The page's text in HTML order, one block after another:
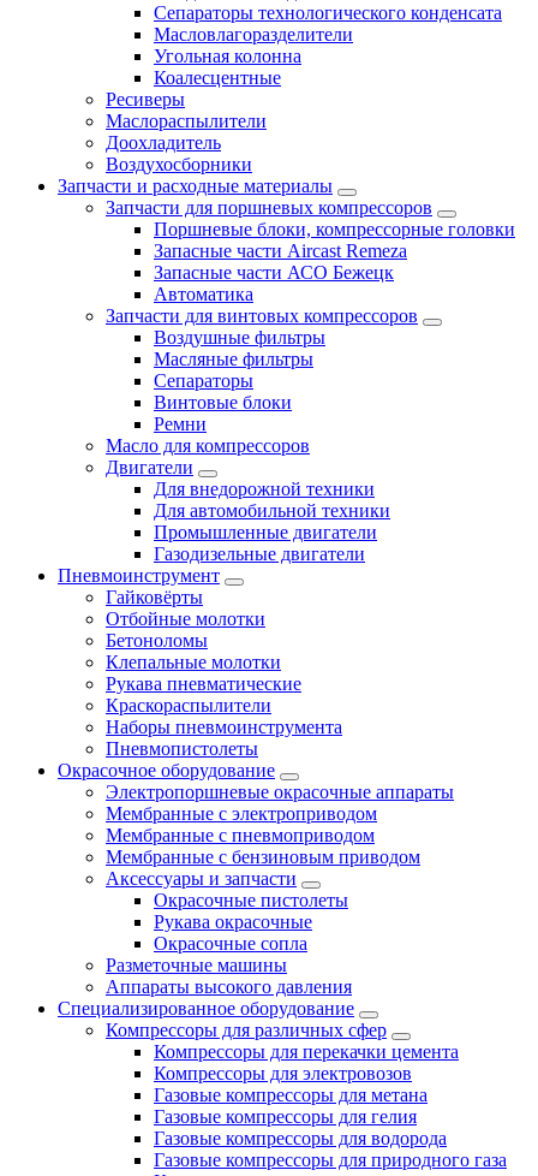
Сепараторы технологического конденсата
Масловлагоразделители
Угольная колонна
Коалесцентные
Ресиверы
Маслораспылители
Доохладитель
Воздухосборники
Запчасти и расходные материалы
Запчасти для поршневых компрессоров
Поршневые блоки, компрессорные головки
Запасные части Aircast Remeza
Запасные части АСО Бежецк
Автоматика
Запчасти для винтовых компрессоров
Воздушные фильтры
Масляные фильтры
Сепараторы
Винтовые блоки
Ремни
Масло для компрессоров
Двигатели
Для внедорожной техники
Для автомобильной техники
Промышленные двигатели
Газодизельные двигатели
Пневмоинструмент
Гайковёрты
Отбойные молотки
Бетоноломы
Клепальные молотки
Рукава пневматические
Краскораспылители
Наборы пневмоинструмента
Пневмопистолеты
Окрасочное оборудование
Электропоршневые окрасочные аппараты
Мембранные с электроприводом
Мембранные с пневмоприводом
Мембранные с бензиновым приводом
Аксессуары и запчасти
Окрасочные пистолеты
Рукава окрасочные
Окрасочные сопла
Разметочные машины
Аппараты высокого давления
Специализированное оборудование
Компрессоры для различных сфер
Компрессоры для перекачки цемента
Компрессоры для электровозов
Газовые компрессоры для метана
Газовые компрессоры для гелия
Газовые компрессоры для водорода
Газовые компрессоры для природного газа